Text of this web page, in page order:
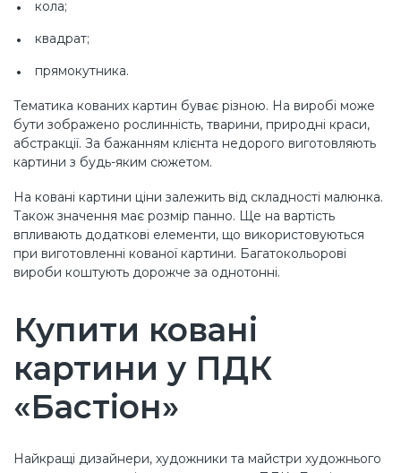
кола;
квадрат;
прямокутника.
Тематика кованих картин буває різною. На виробі може
бути зображено рослинність, тварини, природні краси,
абстракції. За бажанням клієнта недорого виготовляють
картини з будь-яким сюжетом.
На ковані картини ціни залежить від складності малюнка.
Також значення має розмір панно. Ще на вартість
впливають додаткові елементи, що використовуються
при виготовленні кованої картини. Багатокольорові
вироби коштують дорожче за однотонні.
Купити ковані
картини у ПДК
«Бастіон»
Найкращі дизайнери, художники та майстри художнього